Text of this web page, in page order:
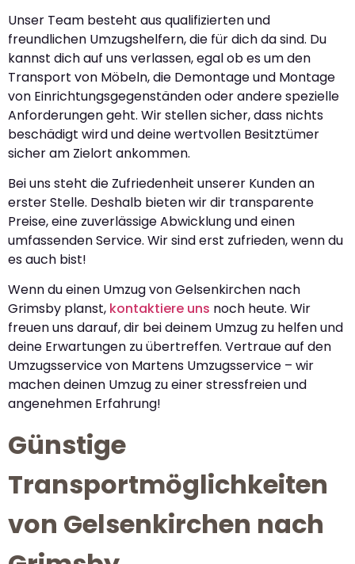
Unser Team besteht aus qualifizierten und
freundlichen Umzugshelfern, die für dich da sind. Du
kannst dich auf uns verlassen, egal ob es um den
Transport von Möbeln, die Demontage und Montage
von Einrichtungsgegenständen oder andere spezielle
Anforderungen geht. Wir stellen sicher, dass nichts
beschädigt wird und deine wertvollen Besitztümer
sicher am Zielort ankommen.
Bei uns steht die Zufriedenheit unserer Kunden an
erster Stelle. Deshalb bieten wir dir transparente
Preise, eine zuverlässige Abwicklung und einen
umfassenden Service. Wir sind erst zufrieden, wenn du
es auch bist!
Wenn du einen Umzug von Gelsenkirchen nach
Grimsby planst, kontaktiere uns noch heute. Wir
freuen uns darauf, dir bei deinem Umzug zu helfen und
deine Erwartungen zu übertreffen. Vertraue auf den
Umzugsservice von Martens Umzugsservice – wir
machen deinen Umzug zu einer stressfreien und
angenehmen Erfahrung!
Günstige
Transportmöglichkeiten
von Gelsenkirchen nach